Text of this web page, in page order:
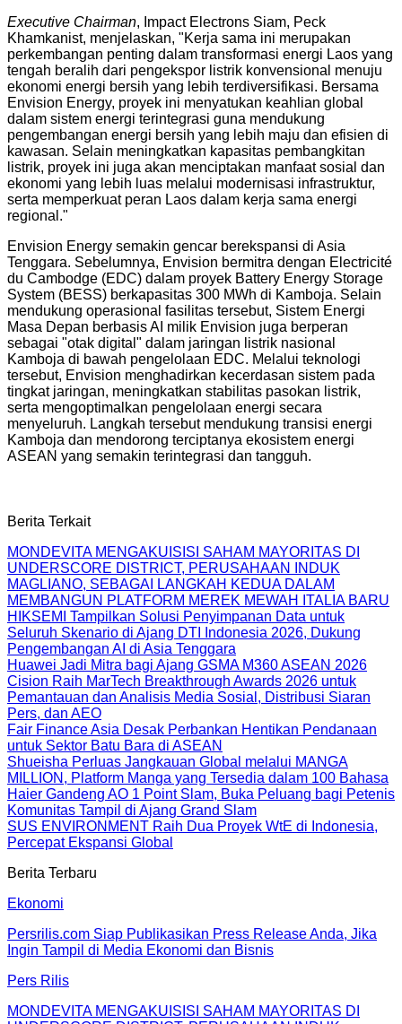
Executive Chairman, Impact Electrons Siam, Peck
Khamkanist, menjelaskan, "Kerja sama ini merupakan
perkembangan penting dalam transformasi energi Laos yang
tengah beralih dari pengekspor listrik konvensional menuju
ekonomi energi bersih yang lebih terdiversifikasi. Bersama
Envision Energy, proyek ini menyatukan keahlian global
dalam sistem energi terintegrasi guna mendukung
pengembangan energi bersih yang lebih maju dan efisien di
kawasan. Selain meningkatkan kapasitas pembangkitan
listrik, proyek ini juga akan menciptakan manfaat sosial dan
ekonomi yang lebih luas melalui modernisasi infrastruktur,
serta memperkuat peran Laos dalam kerja sama energi
regional."
Envision Energy semakin gencar berekspansi di Asia
Tenggara. Sebelumnya, Envision bermitra dengan Electricité
du Cambodge (EDC) dalam proyek Battery Energy Storage
System (BESS) berkapasitas 300 MWh di Kamboja. Selain
mendukung operasional fasilitas tersebut, Sistem Energi
Masa Depan berbasis AI milik Envision juga berperan
sebagai "otak digital" dalam jaringan listrik nasional
Kamboja di bawah pengelolaan EDC. Melalui teknologi
tersebut, Envision menghadirkan kecerdasan sistem pada
tingkat jaringan, meningkatkan stabilitas pasokan listrik,
serta mengoptimalkan pengelolaan energi secara
menyeluruh. Langkah tersebut mendukung transisi energi
Kamboja dan mendorong terciptanya ekosistem energi
ASEAN yang semakin terintegrasi dan tangguh.
Berita Terkait
MONDEVITA MENGAKUISISI SAHAM MAYORITAS DI
UNDERSCORE DISTRICT, PERUSAHAAN INDUK
MAGLIANO, SEBAGAI LANGKAH KEDUA DALAM
MEMBANGUN PLATFORM MEREK MEWAH ITALIA BARU
HIKSEMI Tampilkan Solusi Penyimpanan Data untuk
Seluruh Skenario di Ajang DTI Indonesia 2026, Dukung
Pengembangan AI di Asia Tenggara
Huawei Jadi Mitra bagi Ajang GSMA M360 ASEAN 2026
Cision Raih MarTech Breakthrough Awards 2026 untuk
Pemantauan dan Analisis Media Sosial, Distribusi Siaran
Pers, dan AEO
Fair Finance Asia Desak Perbankan Hentikan Pendanaan
untuk Sektor Batu Bara di ASEAN
Shueisha Perluas Jangkauan Global melalui MANGA
MILLION, Platform Manga yang Tersedia dalam 100 Bahasa
Haier Gandeng AO 1 Point Slam, Buka Peluang bagi Petenis
Komunitas Tampil di Ajang Grand Slam
SUS ENVIRONMENT Raih Dua Proyek WtE di Indonesia,
Percepat Ekspansi Global
Berita Terbaru
Ekonomi
Persrilis.com Siap Publikasikan Press Release Anda, Jika
Ingin Tampil di Media Ekonomi dan Bisnis
Pers Rilis
MONDEVITA MENGAKUISISI SAHAM MAYORITAS DI